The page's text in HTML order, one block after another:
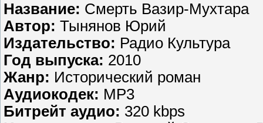
Название: Смерть Вазир-Мухтара
Автор: Тынянов Юрий
Издательство: Радио Культура
Год выпуска: 2010
Жанр: Исторический роман
Аудиокодек: MP3
Битрейт аудио: 320 kbps